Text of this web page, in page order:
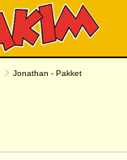
Jonathan - Pakket